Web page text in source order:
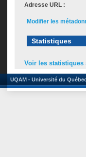
Adresse URL :
Modifier les
Statistiques
Voir les statistiques
UQAM - Université du